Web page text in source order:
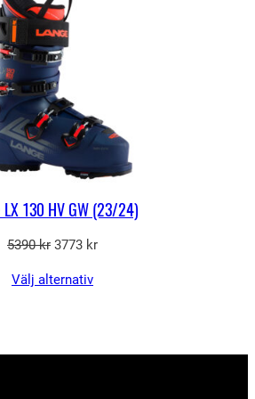
LX 130 HV GW (23/24)
5390kr Det
priset
3773 krDet
Välj alternativ